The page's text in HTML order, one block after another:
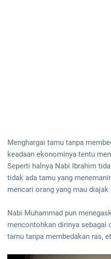
Menghargai tamu tanpa
keadaan ekonominya tentu
Seperti halnya Nabi Ibrahim
tidak ada tamu yang
mencari orang yang mau
Nabi Muhammad pun
mencontohkan dirinya sebagai
tamu tanpa membedakan ras,